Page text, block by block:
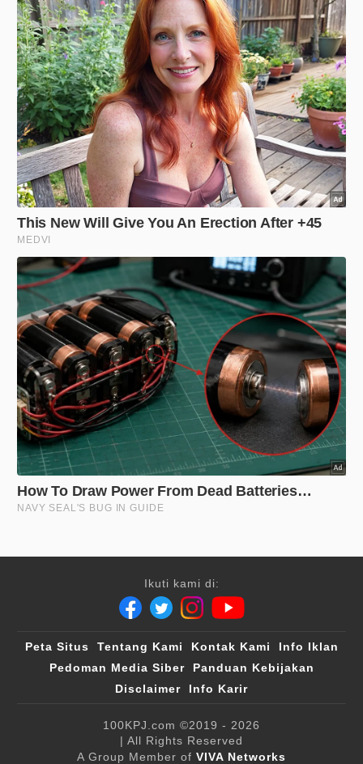
Ikuti kami di:
Peta Situs Tentang Kami Kontak Kami
Info Iklan
Pedoman Media Siber
Panduan Kebijakan
Disclaimer
Info Karir
100KPJ.com ©2019 - 2026
| All Rights Reserved
A Group Member of VIVA Networks